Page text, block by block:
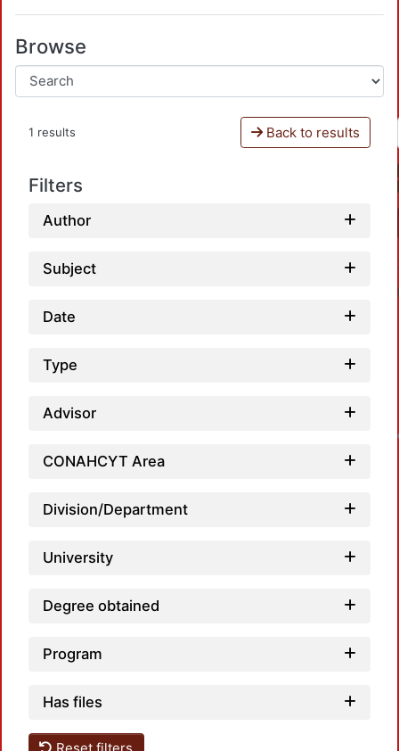
Browse
1 results Back to results
Filters
Author
Subject
Date
Type
Advisor
CONAHCYT Area
Division/Department
University
Degree obtained
Program
Has files